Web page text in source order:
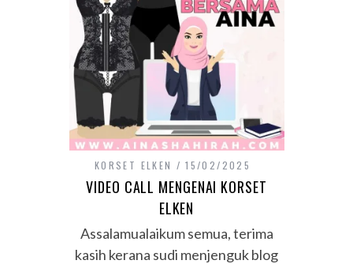
KORSET ELKEN 15/02/2025
VIDEO CALL MENGENAI KORSET
ELKEN
Assalamualaikum semua, terima
kasih kerana sudi menjenguk blog